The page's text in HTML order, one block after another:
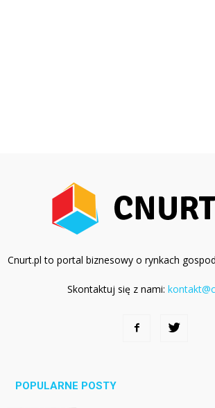
Cnurt.pl to portal biznesowy o rynkach
Skontaktuj się z nami:
POPULARNE POSTY